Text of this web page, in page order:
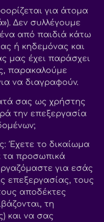
για άτομα
Δεν συλλέγουμε
από παιδιά κάτω
ή κηδεμόνας και
μας έχει παράσχει
παρακαλούμε
να διαγραφούν.
σας ως χρήστης
την επεξεργασία
Έχετε το δικαίωμα
τα προσωπικά
για εσάς
επεξεργασίας, τους
αποδέκτες
τη
και να σας